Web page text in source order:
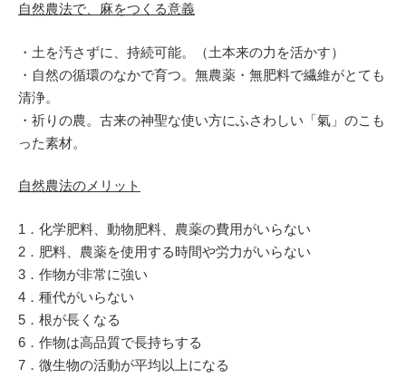
自然農法で、麻をつくる意義
・土を汚さずに、持続可能。（土本来の力を活かす）
・自然の循環のなかで育つ。無農薬・無肥料で繊維がとても
清浄。
・祈りの農。古来の神聖な使い方にふさわしい「氣」のこも
った素材。
自然農法のメリット
1．化学肥料、動物肥料、農薬の費用がいらない
2．肥料、農薬を使用する時間や労力がいらない
3．作物が非常に強い
4．種代がいらない
5．根が長くなる
6．作物は高品質で長持ちする
7．微生物の活動が平均以上になる